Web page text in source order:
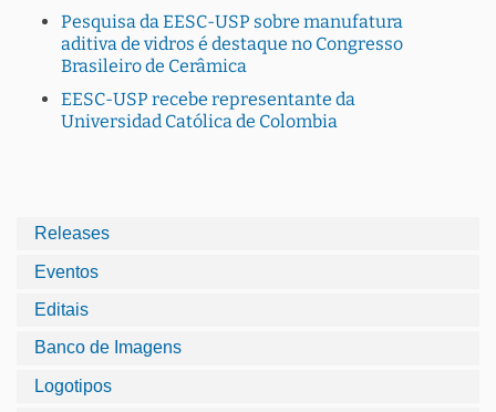
Pesquisa da EESC-USP sobre manufatura
aditiva de vidros é destaque no Congresso
Brasileiro de Cerâmica
EESC-USP recebe representante da
Universidad Católica de Colombia
Releases
Eventos
Editais
Banco de Imagens
Logotipos